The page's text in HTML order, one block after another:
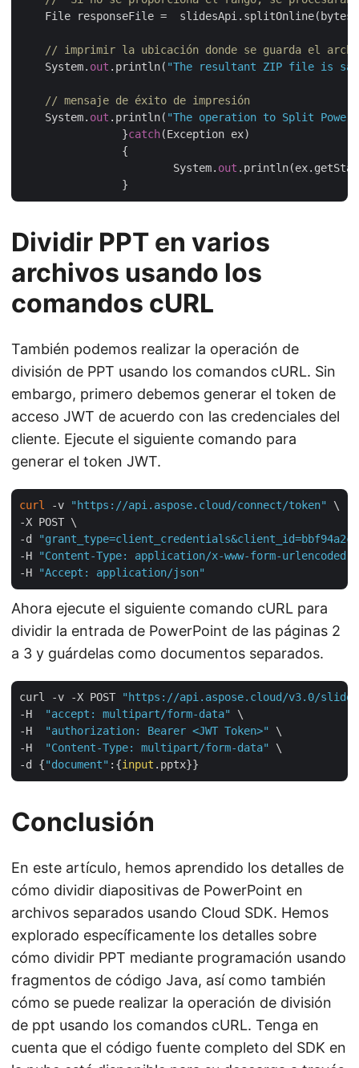
File responseFile =
// imprimir la ubicación donde se guarda el
    System.
out .println( "The resultant ZIP file is
// mensaje de éxito de impresión
    System.
out .println( "The operation to Split
		}
catch(Exception ex)
			System.
out
Dividir PPT en varios
archivos usando los
comandos cURL
También podemos realizar la operación de
división de PPT usando los comandos cURL. Sin
embargo, primero debemos generar el token de
acceso JWT de acuerdo con las credenciales del
cliente. Ejecute el siguiente comando para
generar el token JWT.
curl -v "https://api.aspose.cloud/connect/token"
\
-X POST \
-d
"grant_type=client_credentials&client_id=bbf94a2c-
-H
"Content-Type: application/x-www-form-urlencoded"
-H
"Accept: application/json"
Ahora ejecute el siguiente comando cURL para
dividir la entrada de PowerPoint de las páginas 2
a 3 y guárdelas como documentos separados.
curl -v -X POST
"https://api.aspose.cloud/v3.0/
-H
"accept: multipart/form-data"
\
-H
"authorization: Bearer <JWT Token>"
\
-H
"Content-Type: multipart/form-data"
\
-d {"document" :{input
Conclusión
En este artículo, hemos aprendido los detalles de
cómo dividir diapositivas de PowerPoint en
archivos separados usando Cloud SDK. Hemos
explorado específicamente los detalles sobre
cómo dividir PPT mediante programación usando
fragmentos de código Java, así como también
cómo se puede realizar la operación de división
de ppt usando los comandos cURL. Tenga en
cuenta que el código fuente completo del SDK en